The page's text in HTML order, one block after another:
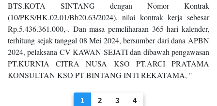
BTS.KOTA SINTANG dengan Nomor Kontrak
(10/PKS/HK.02.01/Bb20.63/2024), nilai kontrak kerja sebesar
Rp.5.436.361.000,-. Dan masa pemeliharaan 365 hari kalender,
terhitung sejak tanggal 08 Mei 2024, bersumber dari dana APBN
2024, pelaksana CV KAWAN SEJATI dan dibawah pengawasan
PT.KURNIA CITRA NUSA KSO PT.ARCI PRATAMA
KONSULTAN KSO PT BINTANG INTI REKATAMA, "
1 2 3 4